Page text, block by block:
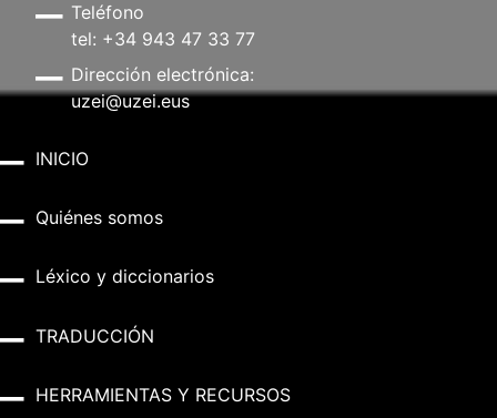
Teléfono
tel: +34 943 47 33 77
Dirección electrónica:
uzei@uzei.eus
INICIO
Quiénes somos
Léxico y diccionarios
TRADUCCIÓN
HERRAMIENTAS Y RECURSOS